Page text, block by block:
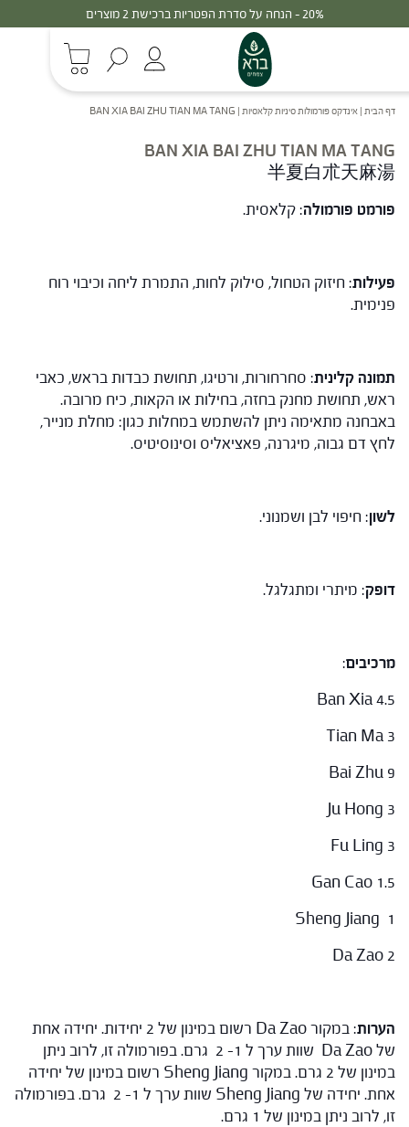
20% - הנחה על סדרת הפטריות ברכישת 2 מוצרים
דף הבית | אינדקס פורמולות סיניות קלאסיות |
BAN XIA BAI ZHU TIAN MA TANG
BAN XIA BAI ZHU TIAN MA TANG
半夏白朮天麻湯
פורמט פורמולה: קלאסית.
פעילות: חיזוק הטחול, סילוק לחות, התמרת ליחה וכיבוי רוח
פנימית.
תמונה קלינית: סחרחורות, ורטיגו, תחושת כבדות בראש, כאבי
ראש, תחושת מחנק בחזה, בחילות או הקאות, כיח מרובה.
באבחנה מתאימה ניתן להשתמש במחלות כגון: מחלת מנייר,
לחץ דם גבוה, מיגרנה, פאציאליס וסינוסיטיס.
לשון: חיפוי לבן ושמנוני.
דופק: מיתרי ומתגלגל.
מרכיבים:
Ban Xia 4.5
Tian Ma 3
Bai Zhu 9
Ju Hong 3
Fu Ling 3
Gan Cao 1.5
Sheng Jiang 1
Da Zao 2
הערות
: במקור Da Zao רשום במינון של 2 יחידות. יחידה אחת
של Da Zao שוות ערך ל 1- 2 גרם. בפורמולה זו, לרוב ניתן
במינון של 2 גרם. במקור Sheng Jiang רשום במינון של יחידה
אחת. יחידה של Sheng Jiang שוות ערך ל 1- 2 גרם. בפורמולה
זו, לרוב ניתן במינון של 1 גרם.